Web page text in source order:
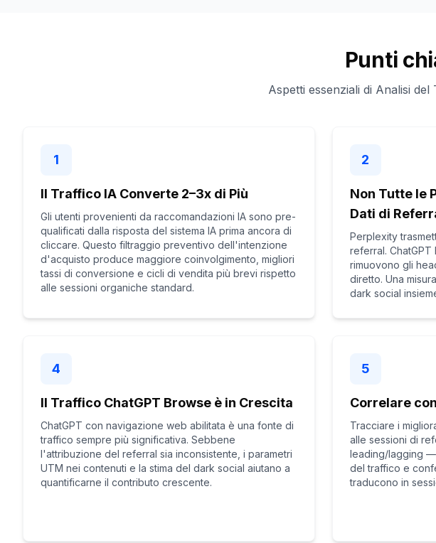
Punti
Aspetti essenziali di Analisi
1
Il Traffico IA Converte 2–3x di Più
Gli utenti provenienti da raccomandazioni IA sono pre-
qualificati dalla risposta del sistema IA prima ancora di
cliccare. Questo filtraggio preventivo dell'intenzione
d'acquisto produce maggiore coinvolgimento, migliori
tassi di conversione e cicli di vendita più brevi rispetto
alle sessioni organiche standard.
2
Non Tutte le
Dati di
Perplexity
referral.
rimuovono gli
diretto. Una
dark social
4
Il Traffico ChatGPT Browse è in Crescita
ChatGPT con navigazione web abilitata è una fonte di
traffico sempre più significativa. Sebbene
l'attribuzione del referral sia inconsistente, i parametri
UTM nei contenuti e la stima del dark social aiutano a
quantificarne il contributo crescente.
5
Correlare
Tracciare i
alle sessioni di
leading/lagging —
del traffico e
traducono in